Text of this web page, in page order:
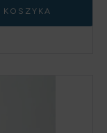
KOSZYKA